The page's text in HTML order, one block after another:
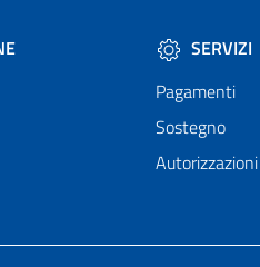
SERVIZI
Pagamenti
Sostegno